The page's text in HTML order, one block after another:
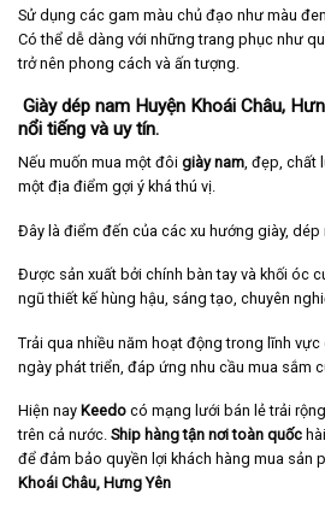
Sử dụng các gam màu chủ đạo như màu
Có thể dễ dàng với những trang phục như
trở nên phong cách và ấn tượng.
Giày dép nam Huyện Khoái Châu,
nổi tiếng và uy tín.
Nếu muốn mua một đôi giày nam , đẹp,
một địa điểm gợi ý khá thú vị.
Đây là điểm đến của các xu hướng giày, dép
Được sản xuất bởi chính bàn tay và khối óc
ngũ thiết kế hùng hậu, sáng tạo, chuyên
Trải qua nhiều năm hoạt động trong lĩnh vực
ngày phát triển, đáp ứng nhu cầu mua sắm
Hiện nay Keedo có mạng lưới bán lẻ trải
trên cả nước. Ship hàng tận nơi toàn quốc
để đảm bảo quyền lợi khách hàng mua sản
Khoái Châu, Hưng Yên